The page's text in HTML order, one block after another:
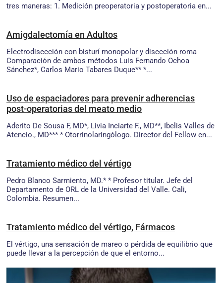
tres maneras: 1. Medición preoperatoria y postoperatoria en...
Amigdalectomía en Adultos
Electrodisección con bisturí monopolar y disección roma
Comparación de ambos métodos Luis Fernando Ochoa
Sánchez*, Carlos Mario Tabares Duque** *...
Uso de espaciadores para prevenir adherencias
post-operatorias del meato medio
Aderito De Sousa F, MD*, Livia Inciarte F., MD**, Ibelis Valles de
Atencio., MD*** * Otorrinolaringólogo. Director del Fellow en...
Tratamiento médico del vértigo
Pedro Blanco Sarmiento, MD.* * Profesor titular. Jefe del
Departamento de ORL de la Universidad del Valle. Cali,
Colombia. Resumen...
Tratamiento médico del vértigo, Fármacos
El vértigo, una sensación de mareo o pérdida de equilibrio que
puede llevar a la percepción de que el entorno...